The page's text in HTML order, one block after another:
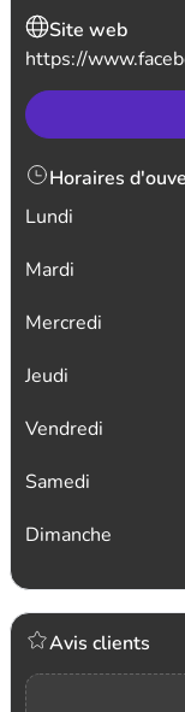
Site web
https://
Horaires
Lundi
Mardi
Mercredi
Jeudi
Vendredi
Samedi
Dimanche
Avis clients